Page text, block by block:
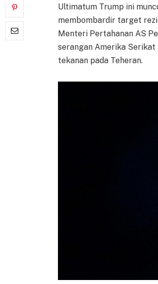
Ultimatum Trump ini
membombardir target
Menteri Pertahanan AS
serangan Amerika
tekanan pada Teheran.